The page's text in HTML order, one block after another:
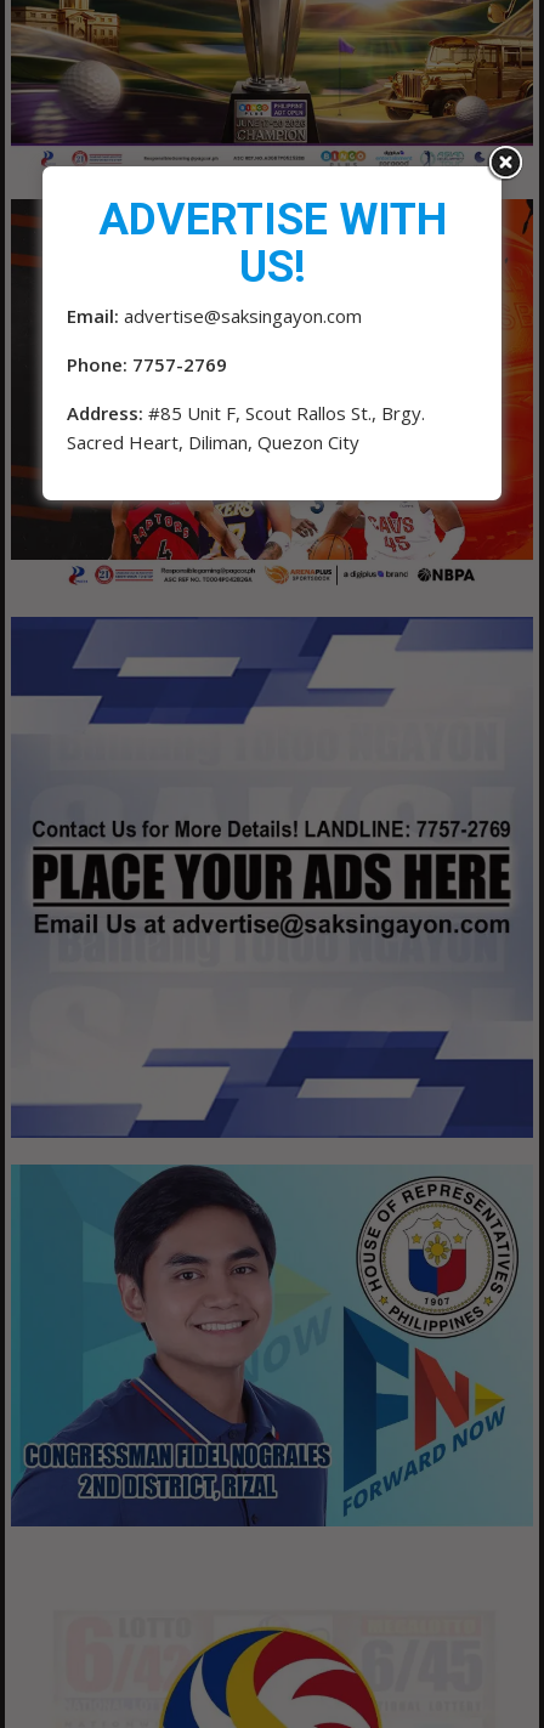
ADVERTISE WITH
US!
Email: advertise@saksingayon.com
Phone: 7757-2769
Address: #85 Unit F, Scout Rallos St., Brgy.
Sacred Heart, Diliman, Quezon City